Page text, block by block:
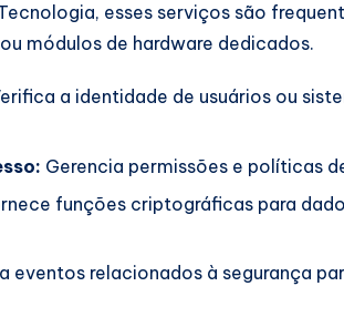
esses serviços são
módulos de hardware dedicados.
a identidade de usuários ou
Gerencia permissões e políticas
funções criptográficas para
eventos relacionados à segurança